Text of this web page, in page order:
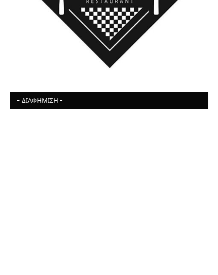
- ΔΙΑΦΉΜΙΣΗ -